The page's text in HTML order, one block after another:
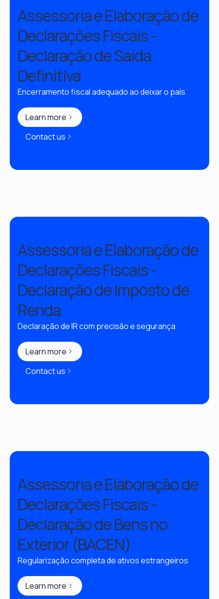
Assessoria e Elaboração de
Declarações Fiscais -
Declaração de Saída
Definitiva
Encerramento fiscal adequado ao deixar o país
Learn more
Contact us
Assessoria e Elaboração de
Declarações Fiscais -
Declaração de Imposto de
Renda
Declaração de IR com precisão e segurança
Learn more
Contact us
Assessoria e Elaboração de
Declarações Fiscais -
Declaração de Bens no
Exterior (BACEN)
Regularização completa de ativos estrangeiros
Learn more